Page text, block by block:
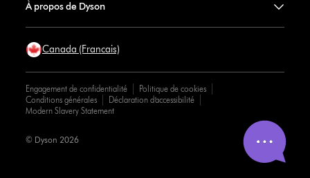
À propos de Dyson
Canada (Francais)
Engagement de confidentialité
Politique de cookies
Conditions générales
Déclaration d’accessibilité
Modern Slavery Statement
© Dyson 2026